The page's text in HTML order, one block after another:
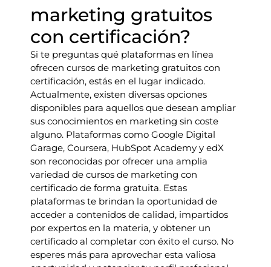
marketing gratuitos
con certificación?
Si te preguntas qué plataformas en línea
ofrecen cursos de marketing gratuitos con
certificación, estás en el lugar indicado.
Actualmente, existen diversas opciones
disponibles para aquellos que desean ampliar
sus conocimientos en marketing sin coste
alguno. Plataformas como Google Digital
Garage, Coursera, HubSpot Academy y edX
son reconocidas por ofrecer una amplia
variedad de cursos de marketing con
certificado de forma gratuita. Estas
plataformas te brindan la oportunidad de
acceder a contenidos de calidad, impartidos
por expertos en la materia, y obtener un
certificado al completar con éxito el curso. No
esperes más para aprovechar esta valiosa